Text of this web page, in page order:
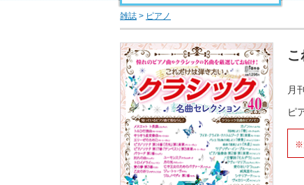
雑誌 > ピアノ
月
ピ
※